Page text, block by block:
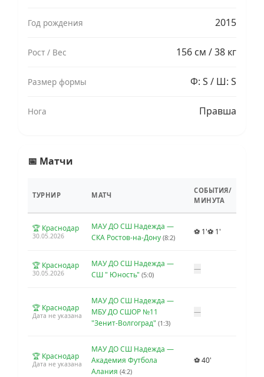
Год рождения 2015
Рост / Вес 156 см / 38 кг
Размер формы Ф: S / Ш: S
Нога Правша
📅 Матчи
ТУРНИР МАТЧ
СОБЫТИЯ/
МИНУТА
🏆 Краснодар
30.05.2026
МАУ ДО СШ Надежда —
СКА Ростов-на-Дону (8:2)
⚽ 1'⚽ 1'
🏆 Краснодар
30.05.2026
МАУ ДО СШ Надежда —
СШ " Юность" (5:0)
—
🏆 Краснодар
Дата не указана
МАУ ДО СШ Надежда —
МБУ ДО СШОР №11
"Зенит-Волгоград" (1:3)
—
🏆 Краснодар
Дата не указана
МАУ ДО СШ Надежда —
Академия Футбола
Алания (4:2)
⚽ 40'